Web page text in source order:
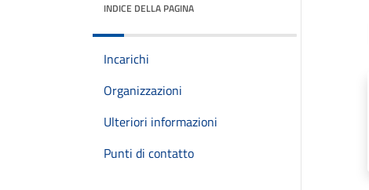
INDICE DELLA PAGINA
Incarichi
Organizzazioni
Ulteriori informazioni
Punti di contatto